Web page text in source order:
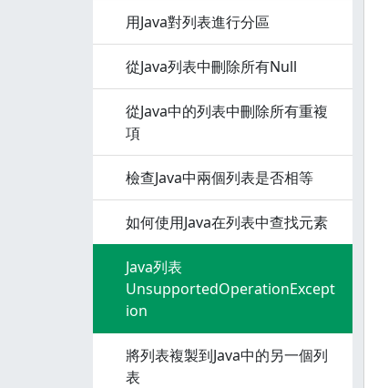
用Java對列表進行分區
從Java列表中刪除所有Null
從Java中的列表中刪除所有重複
項
檢查Java中兩個列表是否相等
如何使用Java在列表中查找元素
Java列表
UnsupportedOperationExcept
ion
將列表複製到Java中的另一個列
表